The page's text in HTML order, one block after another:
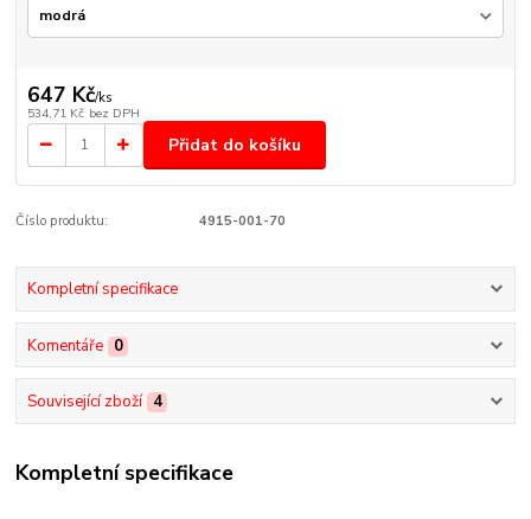
647 Kč/ks
534,71 Kč bez DPH
Přidat do košíku
Číslo produktu: 4915-001-70
Kompletní specifikace
Komentáře 0
Související zboží 4
Kompletní specifikace